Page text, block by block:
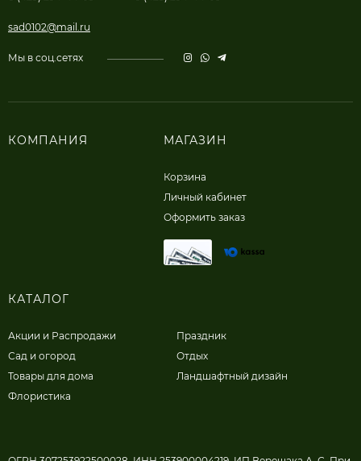
sad0102@mail.ru
Мы в соц.сетях
КОМПАНИЯ МАГАЗИН
Корзина
Личный кабинет
Оформить заказ
КАТАЛОГ
Акции и Распродажи
Сад и огород
Товары для дома
Флористика
Праздник
Отдых
Ландшафтный дизайн